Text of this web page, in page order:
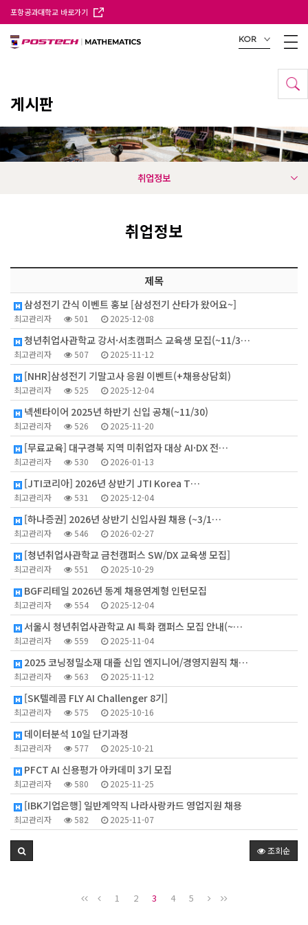
포항공과대학교 바로가기
KOR
게시판
취업정보
취업정보
제목
삼성전기 간식 이벤트 홍보 [삼성전기 산타가 왔어요~]
최고관리자 501 2025-12-08
청년취업사관학교 강서·서초캠퍼스 교육생 모집(~11/3…
최고관리자 507 2025-11-12
[NHR]삼성전기 기말고사 응원 이벤트(+채용상담회)
최고관리자 525 2025-12-04
넥센타이어 2025년 하반기 신입 공채(~11/30)
최고관리자 526 2025-11-20
[무료교육] 대구경북 지역 미취업자 대상 AI·DX 전…
최고관리자 530 2026-01-13
[JTI코리아] 2026년 상반기 JTI Korea T…
최고관리자 531 2025-12-04
[하나증권] 2026년 상반기 신입사원 채용 (~3/1…
최고관리자 546 2026-02-27
[청년취업사관학교 금천캠퍼스 SW/DX 교육생 모집]
최고관리자 551 2025-10-29
BGF리테일 2026년 동계 채용연계형 인턴모집
최고관리자 554 2025-12-04
서울시 청년취업사관학교 AI 특화 캠퍼스 모집 안내(~…
최고관리자 559 2025-11-04
2025 코닝정밀소재 대졸 신입 엔지니어/경영지원직 채…
최고관리자 563 2025-11-12
[SK텔레콤 FLY AI Challenger 8기]
최고관리자 575 2025-10-16
데이터분석 10일 단기과정
최고관리자 577 2025-10-21
PFCT AI 신용평가 아카데미 3기 모집
최고관리자 580 2025-11-25
[IBK기업은행] 일반계약직 나라사랑카드 영업지원 채용
최고관리자 582 2025-11-07
조회순
1 2 3 4 5